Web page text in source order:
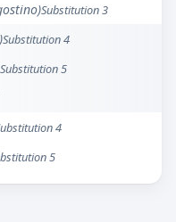
Substitution 3
Substitution 4
Substitution 5
4
5